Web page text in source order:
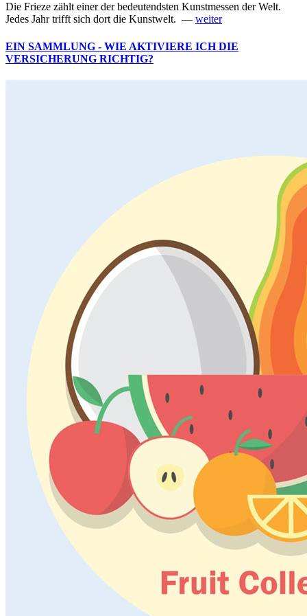
Die Frieze zählt einer der bedeutendsten Kunstmessen der Welt.
Jedes Jahr trifft sich dort die Kunstwelt. — weiter
EIN SAMMLUNG - WIE AKTIVIERE ICH DIE
VERSICHERUNG RICHTIG?